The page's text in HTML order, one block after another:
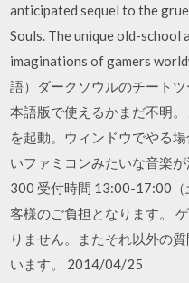
anticipated sequel to the
Souls. The unique old-school
imaginations of gamers
語）ダークソウルのチート
本語版で使えるかまだ不明
を起動。ウィンドウでやる
いファミコンみたいな音楽
300 受付時間 13:00-17:00（
客様のご負担となります。
りません。またそれ以外の
います。 2014/04/25